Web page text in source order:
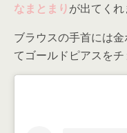
なまとまりが出てくれ
ブラウスの手首には
てゴールドピアスをチ